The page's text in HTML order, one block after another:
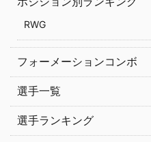
RWG
フォーメーションコンボ
選手一覧
選手ランキング